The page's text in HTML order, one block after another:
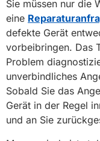
Sie müssen nur die
eine
defekte Gerät
vorbeibringen. Das
Problem
unverbindliches
Sobald Sie das
Gerät in der Regel
und an Sie